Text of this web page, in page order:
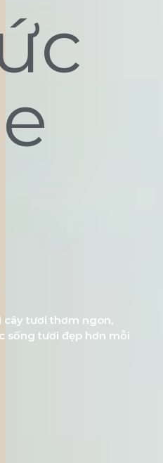
cây tươi thơm ngon,
sống tươi đẹp hơn mỗi